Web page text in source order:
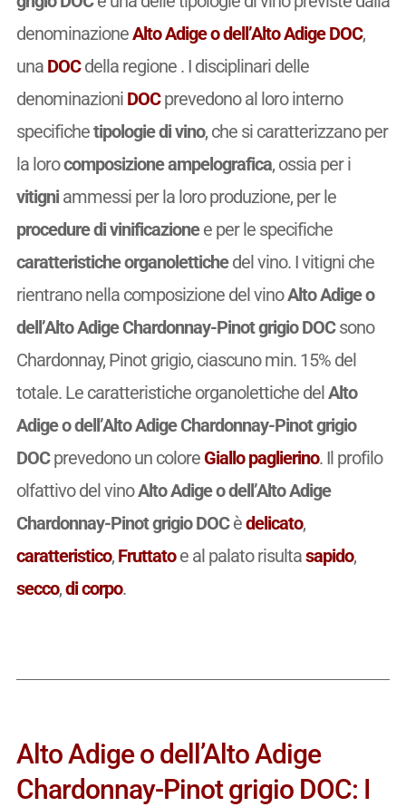
denominazioneAlto Adige o dell’Alto Adige DOC,
una DOCdella regione . I disciplinari delle
denominazioni DOCprevedono al loro interno
specifichetipologie di vino, che si caratterizzano per
la lorocomposizione ampelografica, ossia per i
vitigniammessi per la loro produzione, per le
procedure di vinificazionee per le specifiche
caratteristiche organolettichedel vino. I vitigni che
rientrano nella composizione del vinoAlto Adige o
dell’Alto Adige Chardonnay-Pinot grigio DOCsono
Chardonnay, Pinot grigio, ciascuno min. 15% del
totale. Le caratteristiche organolettiche delAlto
Adige o dell’Alto Adige Chardonnay-Pinot grigio
DOCprevedono un colore Giallo paglierino. Il profilo
olfattivo del vinoAlto Adige o dell’Alto Adige
Chardonnay-Pinot grigio DOCèdelicato,
caratteristico, Fruttatoe al palato risultasapido,
secco,di corpo.
Alto Adige o dell’Alto Adige
Chardonnay-Pinot grigio DOC: I